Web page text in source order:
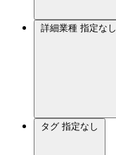
詳細業種 指定なし
タグ 指定なし